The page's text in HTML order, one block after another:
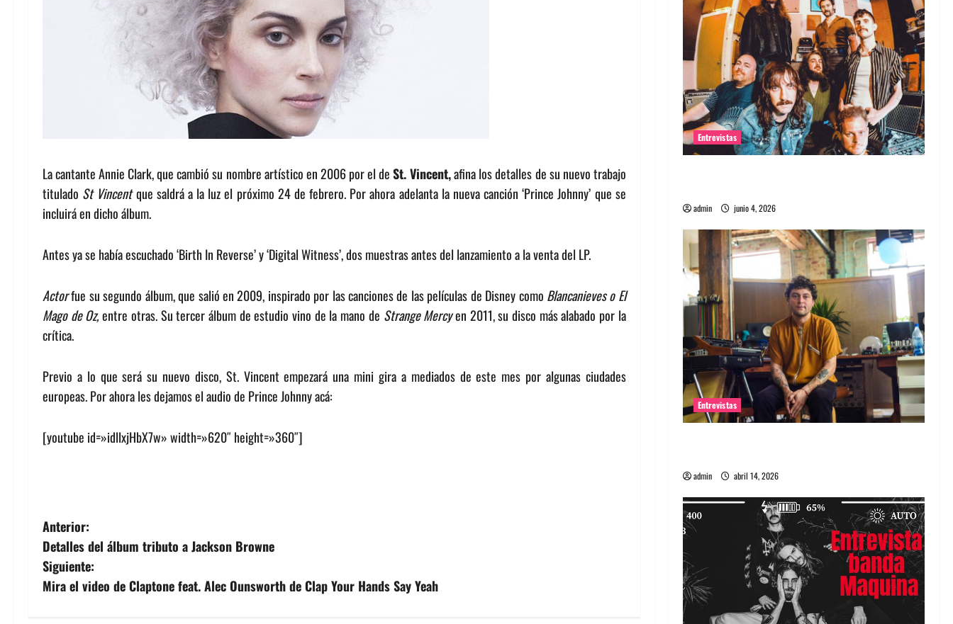
La cantante Annie Clark, que cambió su nombre artístico en 2006 por el deSt. Vincent,afina los detalles de su nuevo trabajo
titulado St Vincentque saldrá a la luz el próximo 24 de febrero. Por ahora adelanta la nueva canción ‘Prince Johnny’ que se
incluirá en dicho álbum.
Antes ya se había escuchado ‘Birth In Reverse’ y ‘Digital Witness’, dos muestras antes del lanzamiento a la venta del LP.
Actorfue su segundo álbum, que salió en 2009, inspirado por las canciones de las películas de Disney como Blancanieves o El
Mago de Oz,entre otras. Su tercer álbum de estudio vino de la mano de Strange Mercyen 2011, su disco más alabado por la
crítica.
Previo a lo que será su nuevo disco, St. Vincent empezará una mini gira a mediados de este mes por algunas ciudades
europeas. Por ahora les dejamos el audio de Prince Johnny acá:
[youtube id=»idllxjHbX7w» width=»620″ height=»360″]
N
a
v
Anterior:
Detalles del álbum tributo a Jackson Browne
Siguiente:
Mira el video de Claptone feat. Alec Ounsworth de Clap Your Hands Say Yeah
Entrevistas
admin junio 4, 2026
Entrevistas
admin abril 14, 2026